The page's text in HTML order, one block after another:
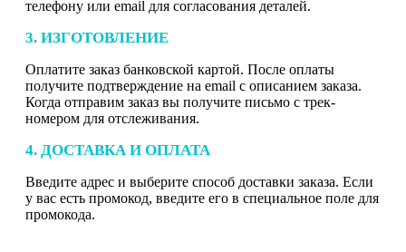
телефону или email для согласования деталей.
3. ИЗГОТОВЛЕНИЕ
Оплатите заказ банковской картой. После оплаты
получите подтверждение на email с описанием заказа.
Когда отправим заказ вы получите письмо с трек-
номером для отслеживания.
4. ДОСТАВКА И ОПЛАТА
Введите адрес и выберите способ доставки заказа. Если
у вас есть промокод, введите его в специальное поле для
промокода.